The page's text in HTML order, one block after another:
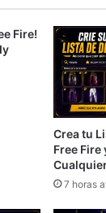
Fire!
Crea tu
Free Fire
7 horas